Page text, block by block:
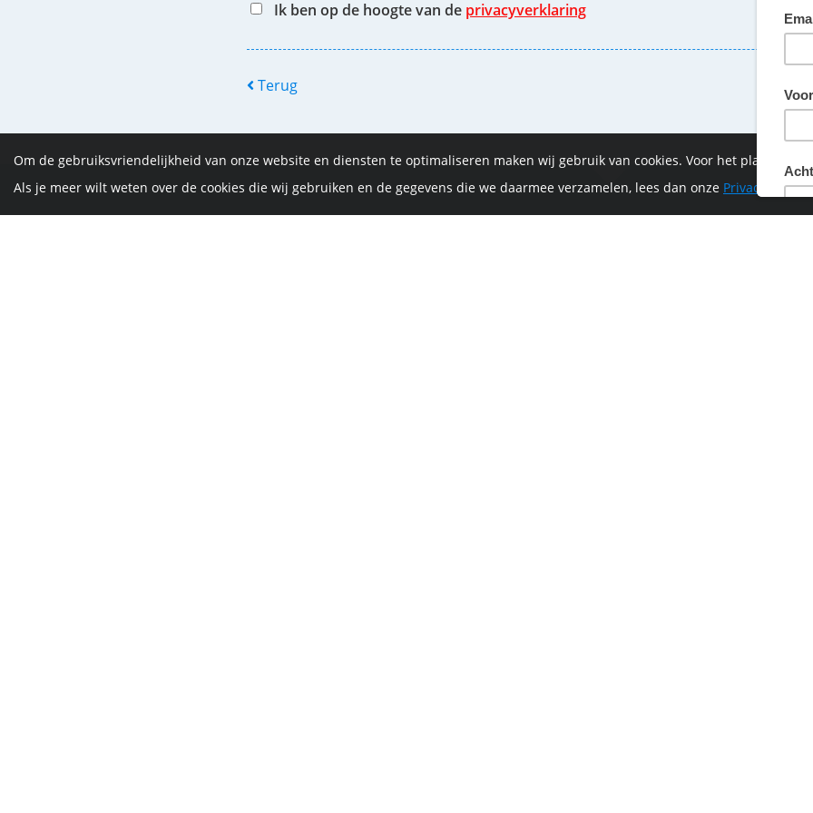
Ik ben op de hoogte van de privacyverklaring
Terug
De Vrijthof-Vrijthof Bike Challenge wordt mede mogelijk
Om de gebruiksvriendelijkheid van onze website en diensten te optimaliseren maken wij gebruik van cookies. Voor het plaatsen
Als je meer wilt weten over de cookies die wij gebruiken en de gegevens die we daarmee verzamelen, lees dan onze